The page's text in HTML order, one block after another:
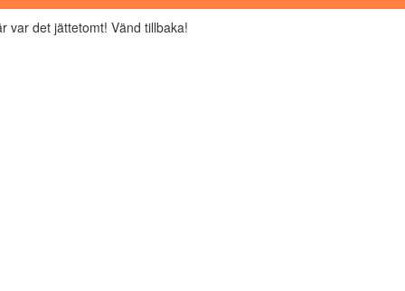
var det jättetomt! Vänd tillbaka!